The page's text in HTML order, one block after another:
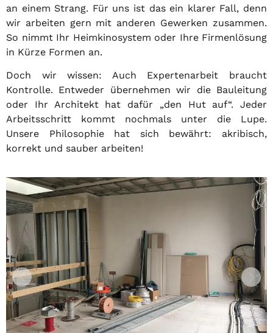
an einem Strang. Für uns ist das ein klarer Fall, denn
wir arbeiten gern mit anderen Gewerken zusammen.
So nimmt Ihr Heimkinosystem oder Ihre Firmenlösung
in Kürze Formen an.
Doch wir wissen: Auch Expertenarbeit braucht
Kontrolle. Entweder übernehmen wir die Bauleitung
oder Ihr Architekt hat dafür „den Hut auf“. Jeder
Arbeitsschritt kommt nochmals unter die Lupe.
Unsere Philosophie hat sich bewährt: akribisch,
korrekt und sauber arbeiten!